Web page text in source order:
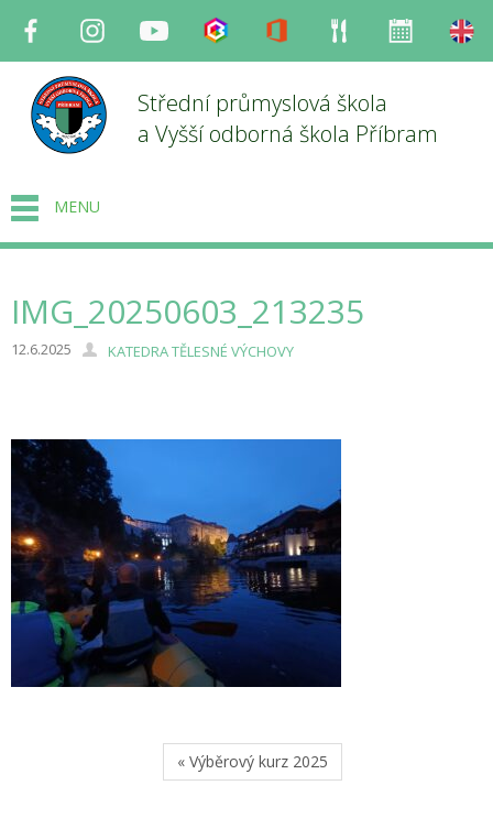
Facebook InstagramYoutube Bakaláři Office Strava
Střední průmyslová škola
a Vyšší odborná škola Příbram
MENU
IMG_20250603_213235
12.6.2025 KATEDRA TĚLESNÉ VÝCHOVY
« Výběrový kurz 2025